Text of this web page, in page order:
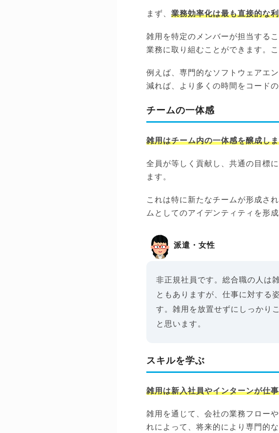
まず、業務効率化は最も直接的な
雑用を特定のメンバーが担当する
業務に取り組むことができます。
例えば、専門的なソフトウェアエ
減れば、より多くの時間をコード
チームの一体感
雑用はチーム内の一体感を醸成し
全員が等しく貢献し、共通の目標
ます。
これは特に新たなチームが形成さ
ムとしてのアイデンティティを形成
派遣・女性
非正規社員です。総合職の人は
ともありますが、仕事に対する
す。雑用を放置せずにしっかり
と思います。
スキルを学ぶ
雑用は新入社員やインターンが仕
雑用を通じて、会社の業務フロー
れによって、将来的により専門的